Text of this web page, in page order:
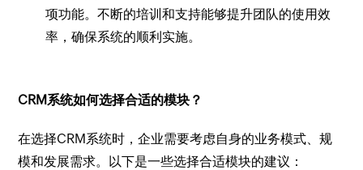
项功能。不断的培训和支持能够提升团队的使用效
率，确保系统的顺利实施。
CRM系统如何选择合适的模块？
在选择CRM系统时，企业需要考虑自身的业务模式、规
模和发展需求。以下是一些选择合适模块的建议：